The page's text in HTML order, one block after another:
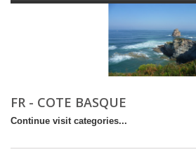
FR - COTE BASQUE
Continue visit categories...